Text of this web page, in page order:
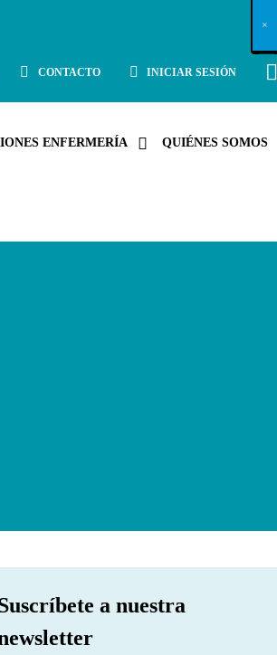
CONTACTO INICIAR SESIÓN
ENFERMERÍA QUIÉNES SOMOS
a nuestra
X
×
×
×
×
×
×
×
×
×
×
×
×
×
×
×
×
×
×
×
×
×
×
×
×
×
×
×
×
×
×
×
×
×
×
×
×
×
×
×
×
×
×
×
×
×
×
×
×
×
×
×
×
×
×
×
×
×
×
×
×
×
×
×
×
×
×
×
×
×
×
×
×
×
×
×
×
×
×
×
×
×
×
×
×
×
×
×
×
×
×
×
×
×
×
×
×
×
×
×
×
×
×
×
×
×
×
×
×
×
×
×
×
×
×
×
×
×
×
×
×
×
×
×
×
×
×
×
×
×
×
×
×
×
×
×
×
×
×
×
×
×
×
×
×
×
×
×
×
×
×
×
×
×
×
×
×
×
×
×
×
×
×
×
×
×
×
×
×
×
×
×
×
×
×
×
×
×
×
×
×
×
×
×
×
×
×
×
×
×
×
×
×
×
×
×
×
×
×
×
×
×
×
×
×
×
×
×
×
×
×
×
×
×
×
×
×